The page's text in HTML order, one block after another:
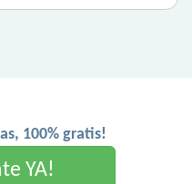
100% gratis!
YA!